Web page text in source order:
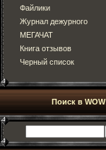
Файлики
Журнал дежурного
МЕГАЧАТ
Книга отзывов
Черный список
Поиск в WOW